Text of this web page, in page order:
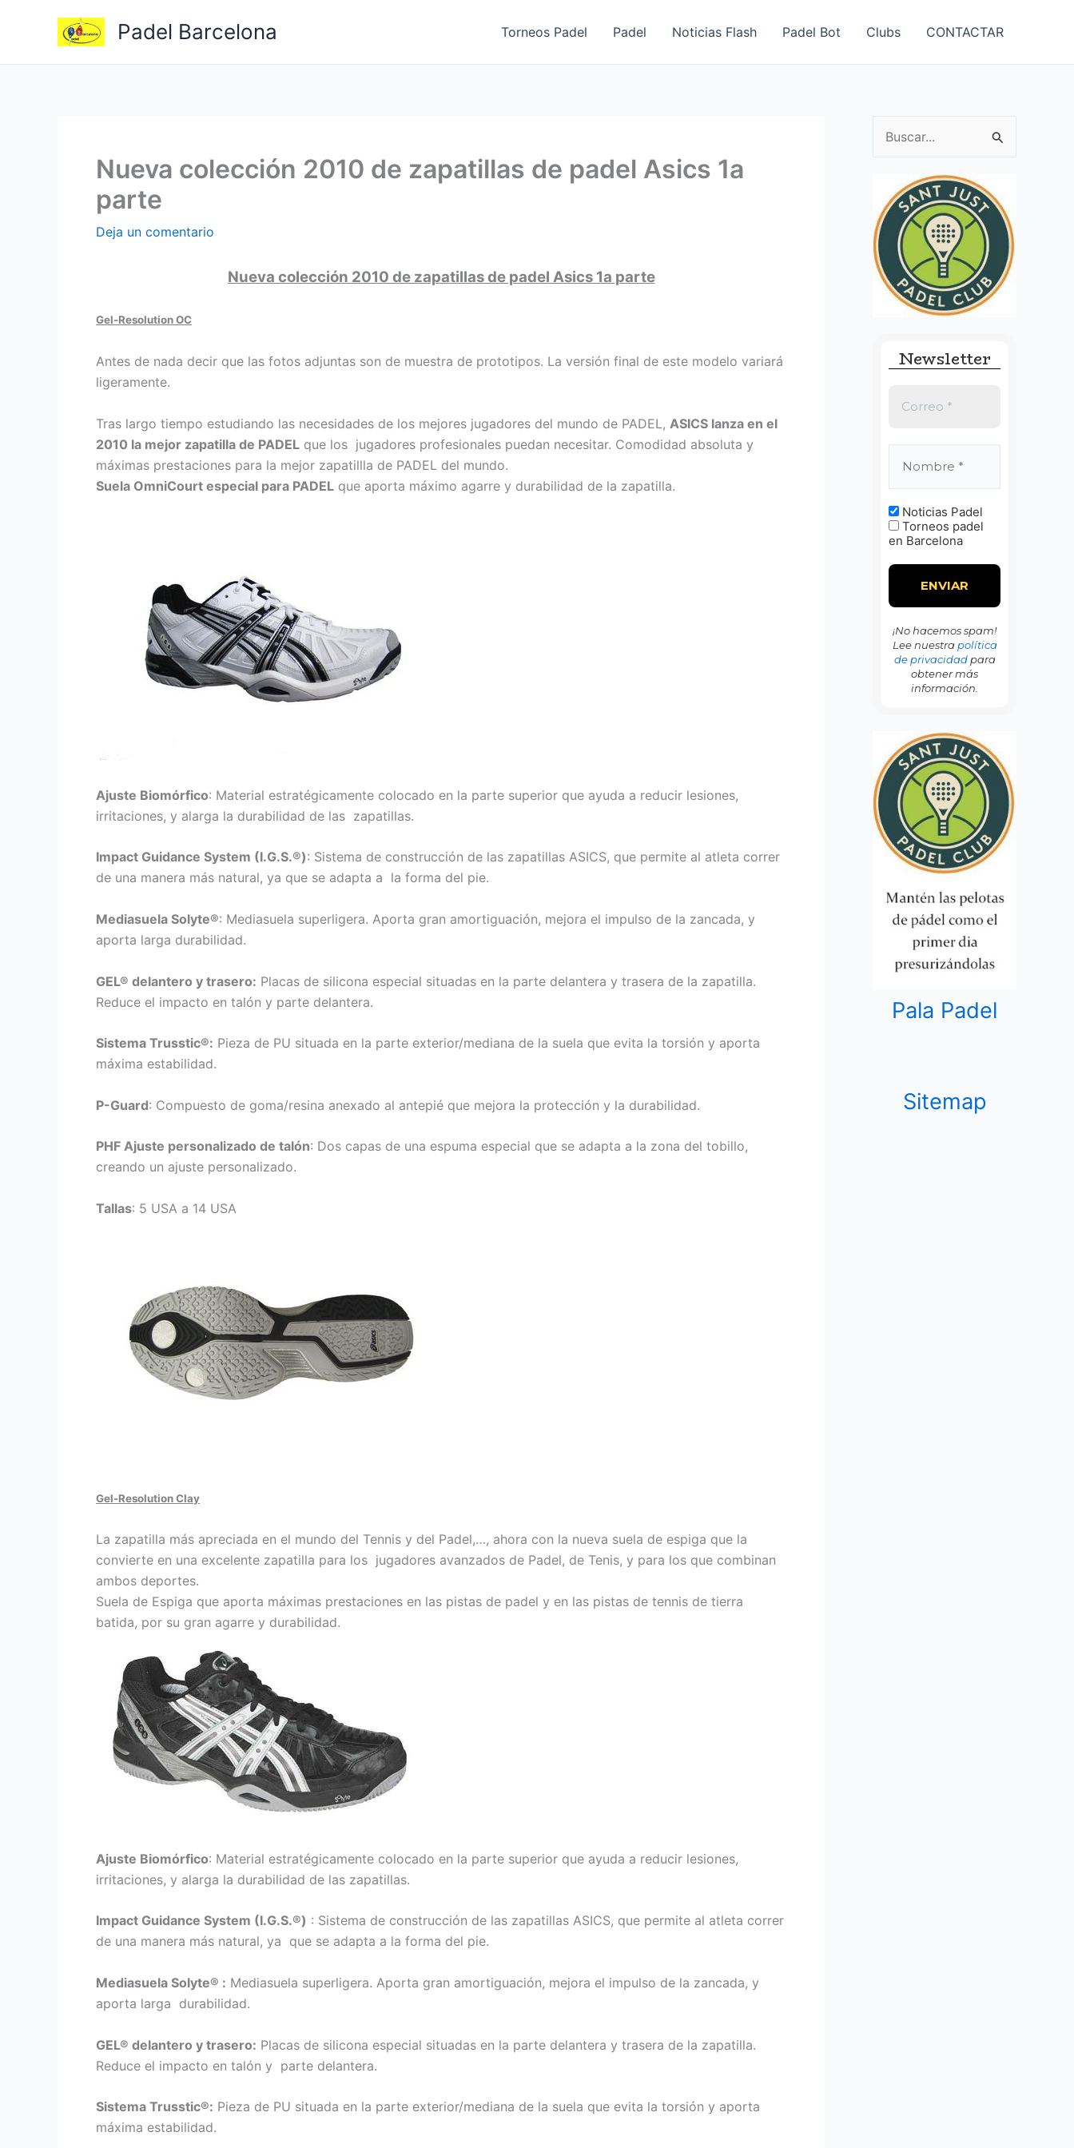
contenido
Padel Barcelona Torneos Padel Padel Noticias Flash Padel Bot Clubs CONTACTAR
Nueva colección 2010 de zapatillas de padel Asics 1a
parte
Deja un comentario
Nueva colección 2010 de zapatillas de padel Asics 1a parte
Gel-Resolution OC
Antes de nada decir que las fotos adjuntas son de muestra de prototipos. La versión final de este modelo variará
ligeramente.
Tras largo tiempo estudiando las necesidades de los mejores jugadores del mundo de PADEL, ASICS lanza en el
2010 la mejor zapatilla de PADEL que los jugadores profesionales puedan necesitar. Comodidad absoluta y
máximas prestaciones para la mejor zapatillla de PADEL del mundo.
Suela OmniCourt especial para PADEL que aporta máximo agarre y durabilidad de la zapatilla.
Ajuste Biomórfico: Material estratégicamente colocado en la parte superior que ayuda a reducir lesiones,
irritaciones, y alarga la durabilidad de las zapatillas.
Impact Guidance System (I.G.S.®): Sistema de construcción de las zapatillas ASICS, que permite al atleta correr
de una manera más natural, ya que se adapta a la forma del pie.
Mediasuela Solyte®: Mediasuela superligera. Aporta gran amortiguación, mejora el impulso de la zancada, y
aporta larga durabilidad.
GEL® delantero y trasero: Placas de silicona especial situadas en la parte delantera y trasera de la zapatilla.
Reduce el impacto en talón y parte delantera.
Sistema Trusstic®: Pieza de PU situada en la parte exterior/mediana de la suela que evita la torsión y aporta
máxima estabilidad.
P-Guard: Compuesto de goma/resina anexado al antepié que mejora la protección y la durabilidad.
PHF Ajuste personalizado de talón: Dos capas de una espuma especial que se adapta a la zona del tobillo,
creando un ajuste personalizado.
Tallas: 5 USA a 14 USA
Gel-Resolution Clay
La zapatilla más apreciada en el mundo del Tennis y del Padel,…, ahora con la nueva suela de espiga que la
convierte en una excelente zapatilla para los jugadores avanzados de Padel, de Tenis, y para los que combinan
ambos deportes.
Suela de Espiga que aporta máximas prestaciones en las pistas de padel y en las pistas de tennis de tierra
batida, por su gran agarre y durabilidad.
Ajuste Biomórfico: Material estratégicamente colocado en la parte superior que ayuda a reducir lesiones,
irritaciones, y alarga la durabilidad de las zapatillas.
Impact Guidance System (I.G.S.®) : Sistema de construcción de las zapatillas ASICS, que permite al atleta correr
de una manera más natural, ya que se adapta a la forma del pie.
Mediasuela Solyte® : Mediasuela superligera. Aporta gran amortiguación, mejora el impulso de la zancada, y
aporta larga durabilidad.
GEL® delantero y trasero: Placas de silicona especial situadas en la parte delantera y trasera de la zapatilla.
Reduce el impacto en talón y parte delantera.
Sistema Trusstic®: Pieza de PU situada en la parte exterior/mediana de la suela que evita la torsión y aporta
máxima estabilidad.
u
a
r
Newsletter
Noticias Padel
Torneos padel
en Barcelona
¡No hacemos spam!
Lee nuestra política
de privacidadpara
obtener más
información.
Pala Padel
Sitemap